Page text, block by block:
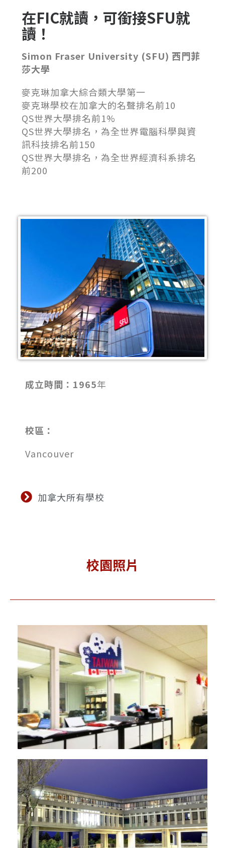
在FIC就讀，可銜接SFU就
讀！
Simon Fraser University (SFU) 西門菲
莎大學
麥克琳加拿大綜合類大學第一
麥克琳學校在加拿大的名聲排名前10
QS世界大學排名前1%
QS世界大學排名，為全世界電腦科學與資
訊科技排名前150
QS世界大學排名，為全世界經濟科系排名
前200
成立時間：1965年
校區：
Vancouver
加拿大所有學校
校園照片